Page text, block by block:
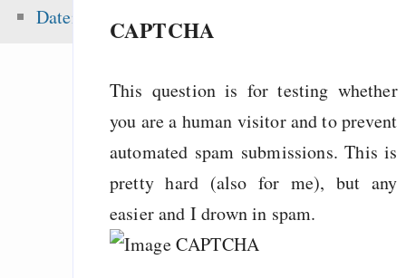
CAPTCHA
This question is for testing whether
you are a human visitor and to prevent
automated spam submissions. This is
pretty hard (also for me), but any
easier and I drown in spam.
Datenschutz
Musik aus
English
Die erste Million
schwerste: Der
Fehler
Wirtschaftssystems